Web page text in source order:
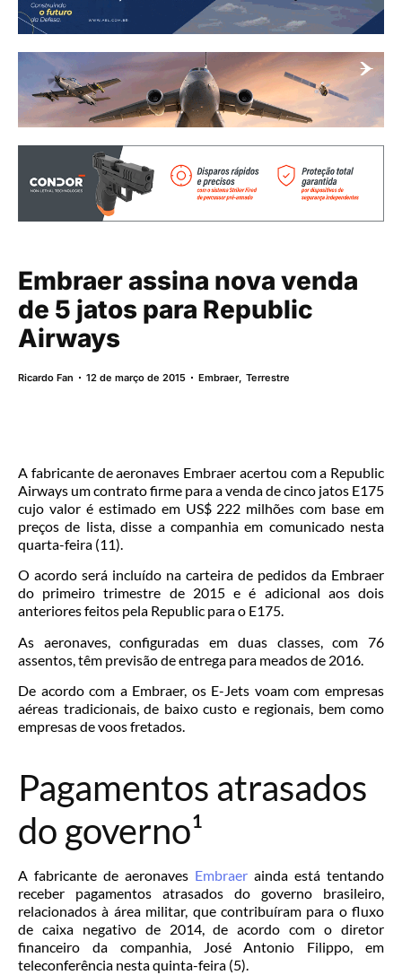
Embraer assina nova venda
de 5 jatos para Republic
Airways
Ricardo Fan 12 de março de 2015 Embraer,Terrestre
A fabricante de aeronaves Embraer acertou com a Republic
Airways um contrato firme para a venda de cinco jatos E175
cujo valor é estimado em US$ 222 milhões com base em
preços de lista, disse a companhia em comunicado nesta
quarta-feira (11).
O acordo será incluído na carteira de pedidos da Embraer
do primeiro trimestre de 2015 e é adicional aos dois
anteriores feitos pela Republic para o E175.
As aeronaves, configuradas em duas classes, com 76
assentos, têm previsão de entrega para meados de 2016.
De acordo com a Embraer, os E-Jets voam com empresas
aéreas tradicionais, de baixo custo e regionais, bem como
empresas de voos fretados.
Pagamentos atrasados
do governo¹
A fabricante de aeronaves Embraer ainda está tentando
receber pagamentos atrasados do governo brasileiro,
relacionados à área militar, que contribuíram para o fluxo
de caixa negativo de 2014, de acordo com o diretor
financeiro da companhia, José Antonio Filippo, em
teleconferência nesta quinta-feira (5).